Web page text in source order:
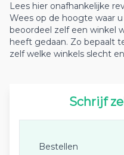
Lees hier onafhankelijke
Wees op de hoogte waar
beoordeel zelf een winkel
heeft gedaan. Zo bepaalt
zelf welke winkels slecht
Schrijf
Bestellen